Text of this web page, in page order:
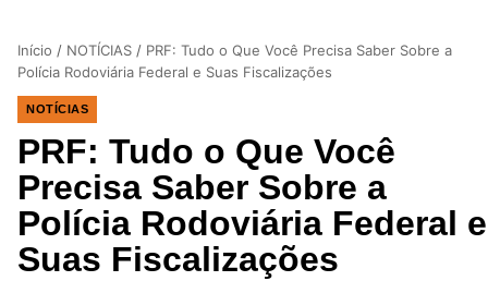
Início / NOTÍCIAS / PRF: Tudo o Que Você Precisa Saber Sobre a
Polícia Rodoviária Federal e Suas Fiscalizações
NOTÍCIAS
PRF: Tudo o Que Você
Precisa Saber Sobre a
Polícia Rodoviária Federal e
Suas Fiscalizações